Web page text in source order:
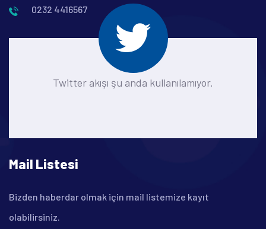
0232 4416567
Twitter akışı şu anda kullanılamıyor.
Mail Listesi
Bizden haberdar olmak için mail listemize kayıt
olabilirsiniz.